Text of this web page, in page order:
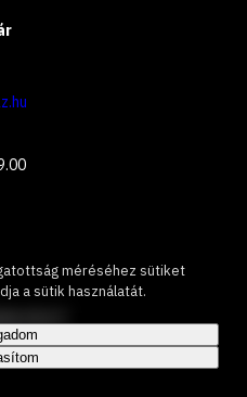
méréséhez sütiket
a sütik használatát.